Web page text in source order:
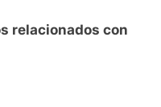
relacionados con